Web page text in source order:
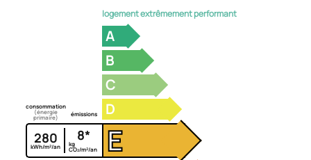
logement extrêmement performant
A
B
C
D
consommation
(énergie
primaire)
280
kWh/m²/an
émissions
8*
kg
CO₂/m²/an E